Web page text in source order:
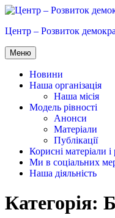
Перейти
вмісту
Центр – Розвиток
Меню
Новини
Наша організація
Наша місія
Модель рівності
Анонси
Матеріали
Публікації
Корисні матеріали і
Ми в соціальних
Наша діяльність
Категорія: